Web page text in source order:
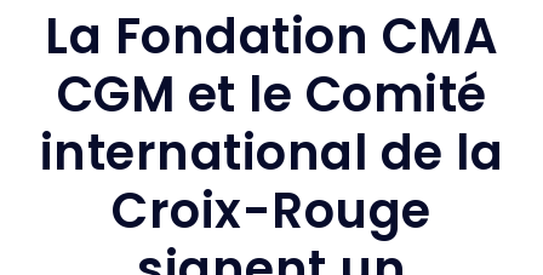
La Fondation CMA
CGM et le Comité
international de la
Croix-Rouge